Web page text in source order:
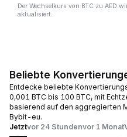
Der Wechselkurs von BTC zu AED
aktualisiert.
Beliebte
Entdecke beliebte
0,001 BTC bis 100 BTC, mit
basierend auf den aggregierten
Bybit-eu.
Jetztvor 24 Stundenvor 1 Monat